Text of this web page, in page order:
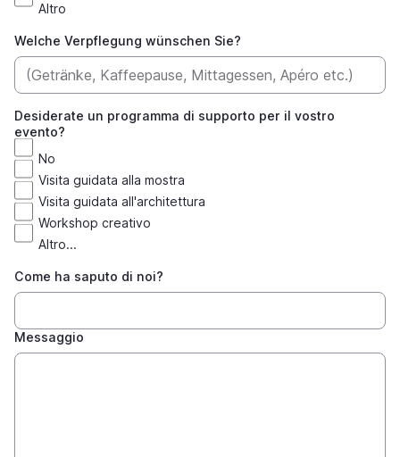
Altro
Welche Verpflegung wünschen Sie?
Desiderate un programma di supporto per il vostro
evento?
No
Visita guidata alla mostra
Visita guidata all'architettura
Workshop creativo
Altro...
Come ha saputo di noi?
Messaggio